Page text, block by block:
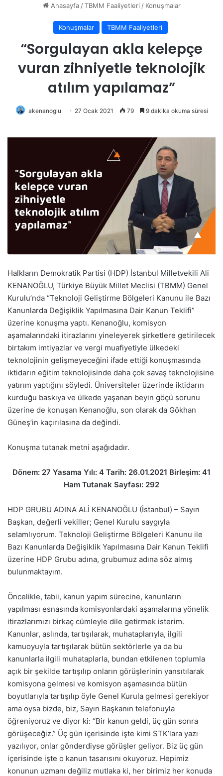
Anasayfa / TBMM Faaliyetleri / Konuşmalar
Konuşmalar TBMM Faaliyetleri
“Sorgulayan akla kelepçe
vuran zihniyetle teknolojik
atılım yapılamaz”
akenanoglu 27 Ocak 2021 79 9 dakika okuma süresi
Halkların Demokratik Partisi (HDP) İstanbul Milletvekili Ali
KENANOĞLU, Türkiye Büyük Millet Meclisi (TBMM) Genel
Kurulu’nda “Teknoloji Geliştirme Bölgeleri Kanunu ile Bazı
Kanunlarda Değişiklik Yapılmasına Dair Kanun Teklifi”
üzerine konuşma yaptı. Kenanoğlu, komisyon
aşamalarındaki itirazlarını yineleyerek şirketlere getirilecek
birtakım imtiyazlar ve vergi muafiyetiyle ülkedeki
teknolojinin gelişmeyeceğini ifade ettiği konuşmasında
iktidarın eğitim teknolojisinde daha çok savaş teknolojisine
yatırım yaptığını söyledi. Üniversiteler üzerinde iktidarın
kurduğu baskıya ve ülkede yaşanan beyin göçü sorunu
üzerine de konuşan Kenanoğlu, son olarak da Gökhan
Güneş’in kaçırılasına da değindi.
Konuşma tutanak metni aşağıdadır.
Dönem: 27 Yasama Yılı: 4 Tarih: 26.01.2021 Birleşim: 41
Ham Tutanak Sayfası: 292
HDP GRUBU ADINA ALİ KENANOĞLU (İstanbul) – Sayın
Başkan, değerli vekiller; Genel Kurulu saygıyla
selamlıyorum. Teknoloji Geliştirme Bölgeleri Kanunu ile
Bazı Kanunlarda Değişiklik Yapılmasına Dair Kanun Teklifi
üzerine HDP Grubu adına, grubumuz adına söz almış
bulunmaktayım.
Öncelikle, tabii, kanun yapım sürecine, kanunların
yapılması esnasında komisyonlardaki aşamalarına yönelik
itirazlarımızı birkaç cümleyle dile getirmek isterim.
Kanunlar, aslında, tartışılarak, muhataplarıyla, ilgili
kamuoyuyla tartışılarak bütün sektörlerle ya da bu
kanunlarla ilgili muhataplarla, bundan etkilenen toplumla
açık bir şekilde tartışılıp onların görüşlerinin yansıtılarak
komisyona gelmesi ve komisyon aşamasında bütün
boyutlarıyla tartışılıp öyle Genel Kurula gelmesi gerekiyor
ama oysa bizde, biz, Sayın Başkanın telefonuyla
öğreniyoruz ve diyor ki: “Bir kanun geldi, üç gün sonra
görüşeceğiz.” Üç gün içerisinde işte kimi STK’lara yazı
yazılıyor, onlar gönderdiyse görüşler geliyor. Biz üç gün
içerisinde işte o kanun tasarısını okuyoruz. Hepimiz
konunun uzmanı değiliz mutlaka ki, her birimiz her konuda